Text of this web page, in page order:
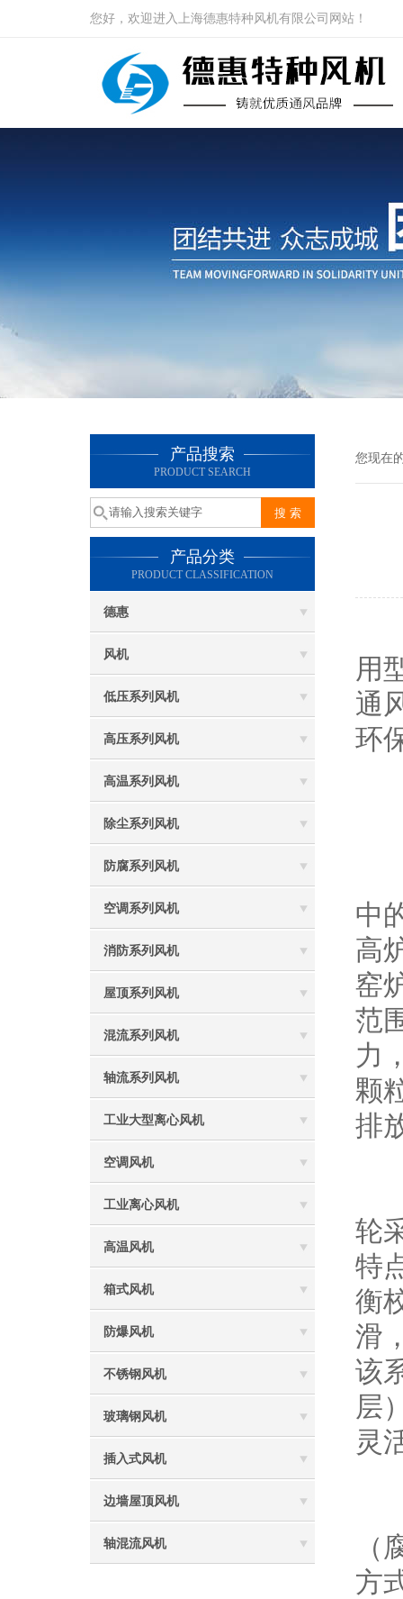
您好，欢迎进入上海德惠特种风机有限公司网站！
产品搜索
PRODUCT SEARCH
产品分类
PRODUCT CLASSIFICATION
德惠
风机
低压系列风机
高压系列风机
高温系列风机
除尘系列风机
防腐系列风机
空调系列风机
消防系列风机
屋顶系列风机
混流系列风机
轴流系列风机
工业大型离心风机
空调风机
工业离心风机
高温风机
箱式风机
防爆风机
不锈钢风机
玻璃钢风机
插入式风机
边墙屋顶风机
轴混流风机
您现在
用
通
环
中
高
窑
范
力
颗
排
轮
特
衡
滑
该
层
灵
方